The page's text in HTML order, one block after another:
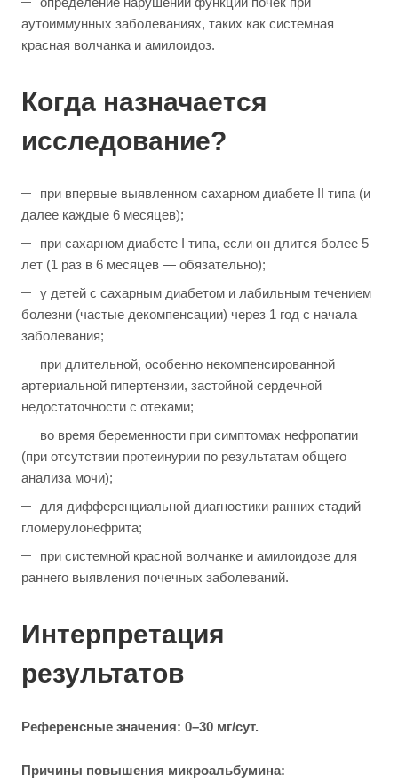
аутоиммунных заболеваниях, таких как системная
красная волчанка и амилоидоз.
Когда назначается
исследование?
при впервые выявленном сахарном диабете II типа (и
далее каждые 6 месяцев);
при сахарном диабете I типа, если он длится более 5
лет (1 раз в 6 месяцев — обязательно);
у детей с сахарным диабетом и лабильным течением
болезни (частые декомпенсации) через 1 год с начала
заболевания;
при длительной, особенно некомпенсированной
артериальной гипертензии, застойной сердечной
недостаточности с отеками;
во время беременности при симптомах нефропатии
(при отсутствии протеинурии по результатам общего
анализа мочи);
для дифференциальной диагностики ранних стадий
гломерулонефрита;
при системной красной волчанке и амилоидозе для
раннего выявления почечных заболеваний.
Интерпретация
результатов
Референсные значения: 0–30 мг/сут.
Причины повышения микроальбумина: